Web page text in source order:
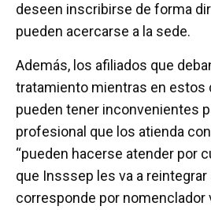
deseen inscribirse de forma
pueden acercarse a la sede.
Además, los afiliados que
tratamiento mientras en estos
pueden tener inconvenientes
profesional que los atienda
“pueden hacerse atender por
que Insssep les va a reintegrar
corresponde por nomenclador